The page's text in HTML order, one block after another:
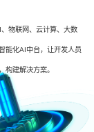
物联网、云计算、大数
能化AI中台，让开发人员
构建解决方案。